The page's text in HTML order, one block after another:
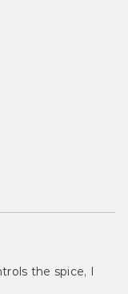
the spice, I